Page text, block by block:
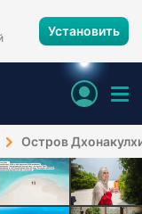
Установить
Остров